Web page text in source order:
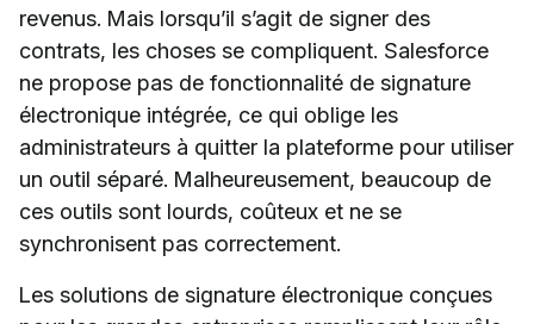
revenus. Mais lorsqu’il s’agit de signer des
contrats, les choses se compliquent. Salesforce
ne propose pas de fonctionnalité de signature
électronique intégrée, ce qui oblige les
administrateurs à quitter la plateforme pour utiliser
un outil séparé. Malheureusement, beaucoup de
ces outils sont lourds, coûteux et ne se
synchronisent pas correctement.
Les solutions de signature électronique conçues